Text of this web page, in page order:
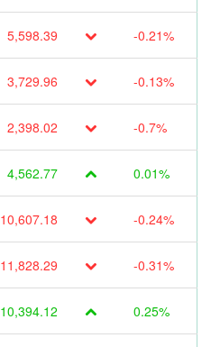
5,598.39 -0.21%
3,729.96 -0.13%
2,398.02 -0.7%
4,562.77 0.01%
10,607.18 -0.24%
11,828.29 -0.31%
10,394.12 0.25%